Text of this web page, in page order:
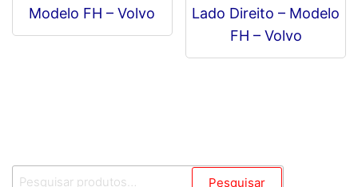
Modelo FH – Volvo
Lado Direito – Modelo
FH – Volvo
Pesquisar
Pesquisar